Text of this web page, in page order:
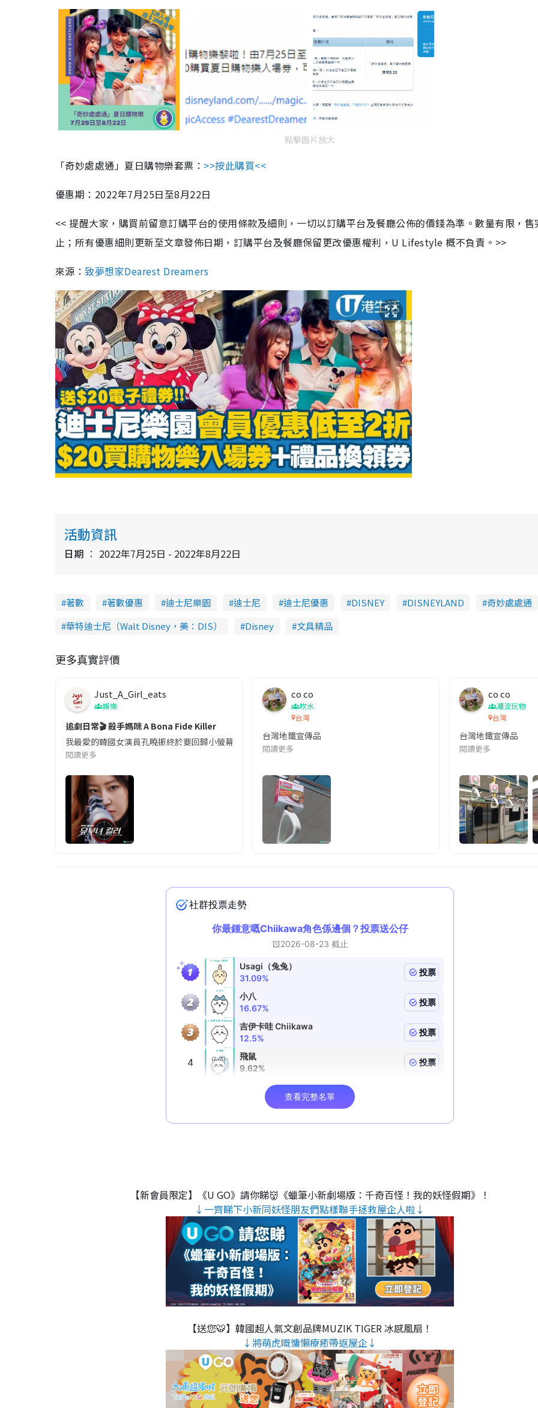
點擊圖片放大
「奇妙處處通」夏日購物樂套票： >>按此購買<<
優惠期： 2022年7月25日至8月22日
<<提醒大家，購買前留意訂購平台的使用條款及細則，一切以訂購平台及餐廳公佈的價錢為準。數量有限，售
止；所有優惠細則更新至文章發佈日期，訂購平台及餐廳保留更改優惠權利， U Lifestyle 概不負責。 >>
來源：致夢想家Dearest Dreamers
活動資訊
日期 2022年7月25日 - 2022年8月22日
著數 著數優惠 迪士尼樂園 迪士尼 迪士尼優惠 DISNEY DISNEYLAND
奇妙處處通
華特迪士尼（Walt Disney，美：DIS）
Disney 文具精品
更多真實評價
Just_A_Girl_eats
娛樂
追劇日常🎬 殺手媽咪 A Bona Fide Killer
我最愛的韓國女演員孔曉振終於要回歸小螢幕啦!這次的劇本改編自同名網絡漫畫,故事主軸圍繞女主角柳寶娜 —— 表面上是一
閱讀更多
co co
吹水
台灣
台灣地鐵宣傳品
閱讀更多
co co
潮流玩物
台灣
台灣地鐵宣傳品
閱讀更多
【新會員限定】《U GO》請你睇👹《蠟筆小新劇場版：千奇百怪！我的妖怪假期》！
↓一齊睇下小新同妖怪朋友們點樣聯手拯救屋企人啦↓
【送您🐯】韓國超人氣文創品牌MUZIK TIGER 冰感風扇！
↓將萌虎嘅慵懶療癒帶返屋企↓